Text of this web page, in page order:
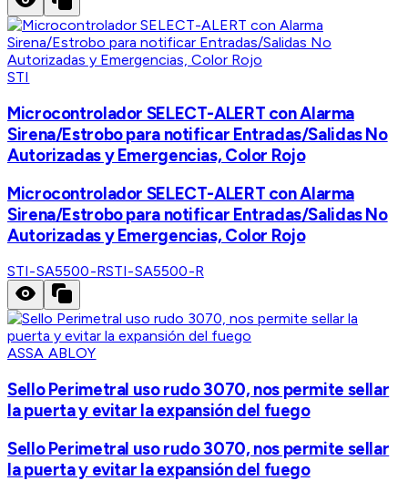
STI
Microcontrolador SELECT-ALERT con Alarma
Sirena/Estrobo para notificar Entradas/Salidas No
Autorizadas y Emergencias, Color Rojo
Microcontrolador SELECT-ALERT con Alarma
Sirena/Estrobo para notificar Entradas/Salidas No
Autorizadas y Emergencias, Color Rojo
STI-SA5500-RSTI-SA5500-R
ASSA ABLOY
Sello Perimetral uso rudo 3070, nos permite sellar
la puerta y evitar la expansión del fuego
Sello Perimetral uso rudo 3070, nos permite sellar
la puerta y evitar la expansión del fuego